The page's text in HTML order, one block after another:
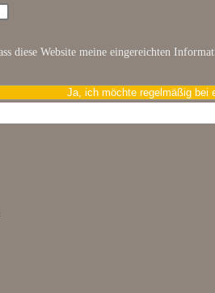
diese Website meine eingereichten
Ja, ich möchte regelmäßig bei